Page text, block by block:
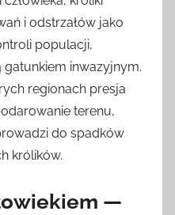
i odstrzałów jako
populacji,
inwazyjnym.
regionach presja
terenu,
do spadków
królików.
—